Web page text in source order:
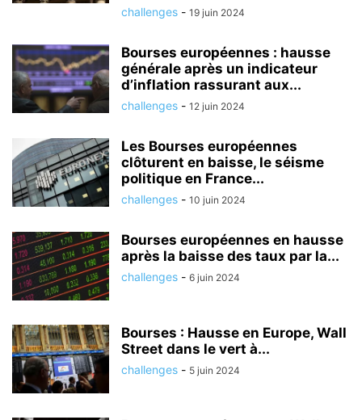
challenges - 19 juin 2024
Bourses européennes : hausse
générale après un indicateur
d’inflation rassurant aux...
challenges - 12 juin 2024
Les Bourses européennes
clôturent en baisse, le séisme
politique en France...
challenges - 10 juin 2024
Bourses européennes en hausse
après la baisse des taux par la...
challenges - 6 juin 2024
Bourses : Hausse en Europe, Wall
Street dans le vert à...
challenges - 5 juin 2024